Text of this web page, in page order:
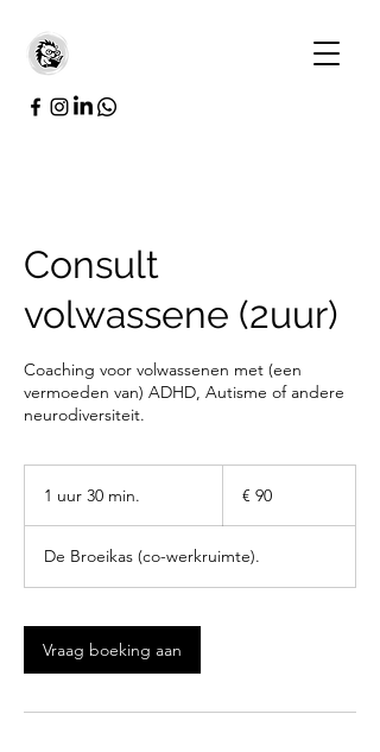
Consult
volwassene (2uur)
Coaching voor volwassenen met (een
vermoeden van) ADHD, Autisme of andere
neurodiversiteit.
1 uur 30 min.
3
0
i
n
.
€ 90
De Broeikas (co-werkruimte).
Vraag boeking aan